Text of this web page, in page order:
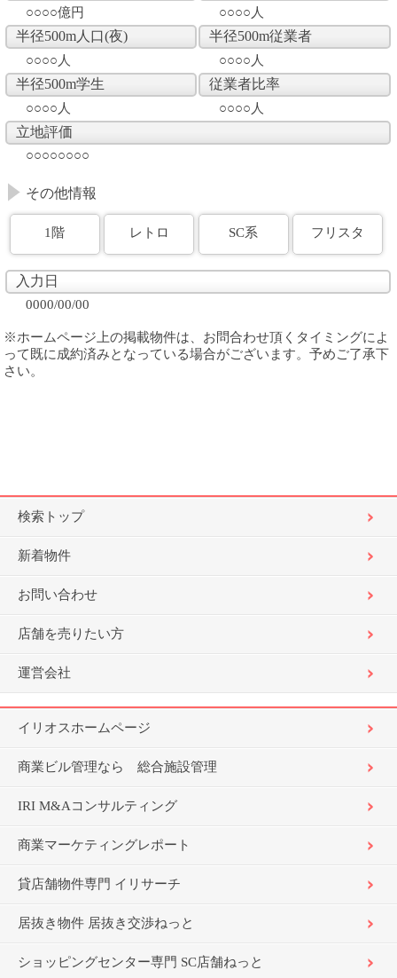
○○○○億円 ○○○○人
半径500m人口(夜) 半径500m従業者
○○○○人 ○○○○人
半径500m学生 従業者比率
○○○○人 ○○○○人
立地評価
○○○○○○○○
その他情報
1階 レトロ SC系 フリスタ
入力日
0000/00/00
※ホームページ上の掲載物件は、お問合わせ頂くタイミングによ
って既に成約済みとなっている場合がございます。予めご了承下
さい。
検索トップ
新着物件
お問い合わせ
店舗を売りたい方
運営会社
イリオスホームページ
商業ビル管理なら 総合施設管理
IRI M&Aコンサルティング
商業マーケティングレポート
貸店舗物件専門 イリサーチ
居抜き物件 居抜き交渉ねっと
ショッピングセンター専門 SC店舗ねっと